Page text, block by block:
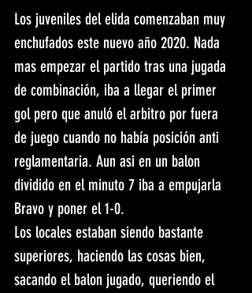
Los juveniles del elida comenzaban muy
enchufados este nuevo año 2020. Nada
mas empezar el partido tras una jugada
de combinación, iba a llegar el primer
gol pero que anuló el arbitro por fuera
de juego cuando no había posición anti
reglamentaria. Aun asi en un balon
dividido en el minuto 7 iba a empujarla
Bravo y poner el 1-0.
Los locales estaban siendo bastante
superiores, haciendo las cosas bien,
sacando el balon jugado, queriendo el